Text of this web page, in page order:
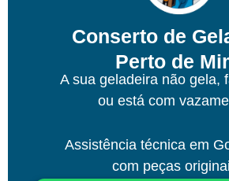
Conserto de
Perto de
A sua geladeira não gela,
ou está com
Assistência técnica em
com peças